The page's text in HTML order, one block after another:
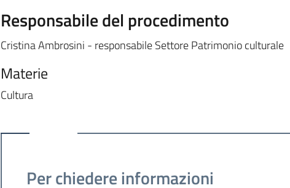
Responsabile del procedimento
Cristina Ambrosini - responsabile Settore Patrimonio culturale
Materie
Cultura
Ulteriori informazioni
Per chiedere informazioni